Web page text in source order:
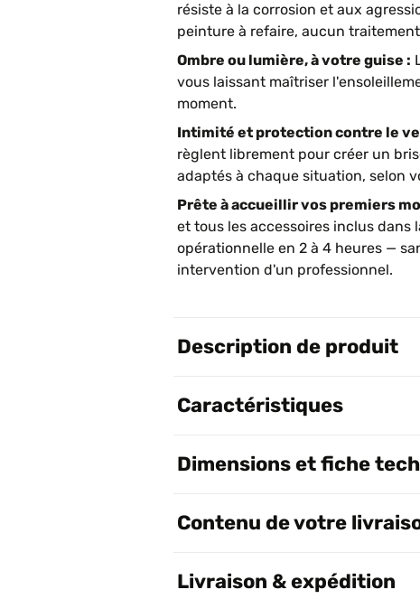
résiste à la corrosion et aux
peinture à refaire, aucun
Ombre ou lumière, à votre guise :
vous laissant maîtriser
moment.
Intimité et protection contre le
règlent librement pour créer un
adaptés à chaque situation, selon
Prête à accueillir vos premiers
et tous les accessoires inclus dans
opérationnelle en 2 à 4 heures —
intervention d'un professionnel.
Description de produit
Caractéristiques
Dimensions et fiche
Contenu de votre
Livraison & expédition